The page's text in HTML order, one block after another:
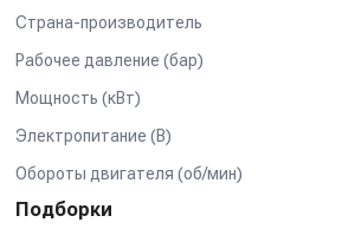
Турбофреза
Система пескоструй
Спектр применения:
Используется на
легкого типа так и грузового.
Мойка любых поверхностей, в т.ч.
поверхностей к нанесению
Страна-производитель
Рабочее давление (бар)
Мощность (кВт)
Электропитание (В)
Обороты двигателя (об/мин)
Подборки